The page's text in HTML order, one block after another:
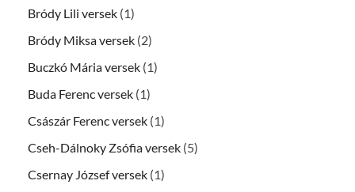
Bródy Lili versek (1)
Bródy Miksa versek (2)
Buczkó Mária versek (1)
Buda Ferenc versek (1)
Császár Ferenc versek (1)
Cseh-Dálnoky Zsófia versek (5)
Csernay József versek (1)